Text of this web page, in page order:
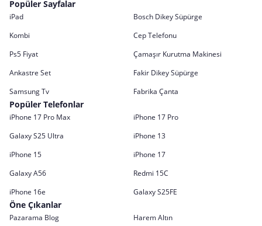
Popüler Sayfalar
iPad
Bosch Dikey Süpürge
Kombi
Cep Telefonu
Ps5 Fiyat
Çamaşır Kurutma Makinesi
Ankastre Set
Fakir Dikey Süpürge
Samsung Tv
Fabrika Çanta
Popüler Telefonlar
iPhone 17 Pro Max
iPhone 17 Pro
Galaxy S25 Ultra
iPhone 13
iPhone 15
iPhone 17
Galaxy A56
Redmi 15C
iPhone 16e
Galaxy S25FE
Öne Çıkanlar
Pazarama Blog
Harem Altın